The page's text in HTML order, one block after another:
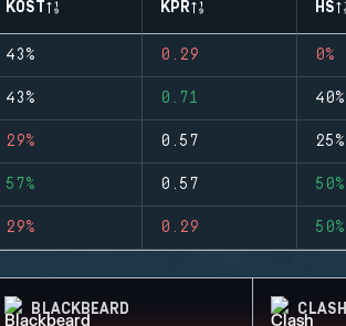
KOST KPR HS
43% 0.29 0%
43% 0.71 40%
29% 0.57 25%
57% 0.57 50%
29% 0.29 50%
BLACKBEARD CLASH